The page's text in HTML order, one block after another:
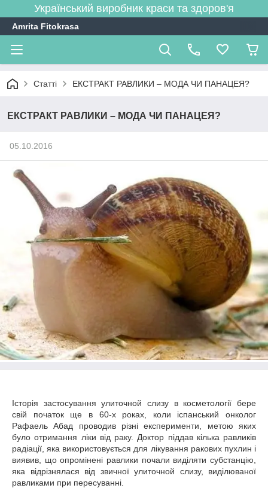
Український виробник краси та здоров'я
Amrita Fitokrasa
Статті ЕКСТРАКТ РАВЛИКИ – МОДА ЧИ ПАНАЦЕЯ?
ЕКСТРАКТ РАВЛИКИ – МОДА ЧИ ПАНАЦЕЯ?
05.10.2016
Історія застосування улиточной слизу в косметології бере
свій початок ще в 60-х роках, коли іспанський онколог
Рафаель Абад проводив різні експерименти, метою яких
було отримання ліки від раку. Доктор піддав кілька равликів
радіації, яка використовується для лікування ракових пухлин і
виявив, що опромінені равлики почали виділяти субстанцію,
яка відрізнялася від звичної улиточной слизу, виділюваної
равликами при пересуванні.